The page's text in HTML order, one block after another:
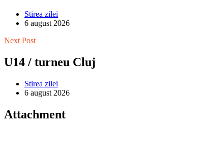
Stirea zilei
6 august 2026
Next Post
U14 / turneu Cluj
Stirea zilei
6 august 2026
Attachment